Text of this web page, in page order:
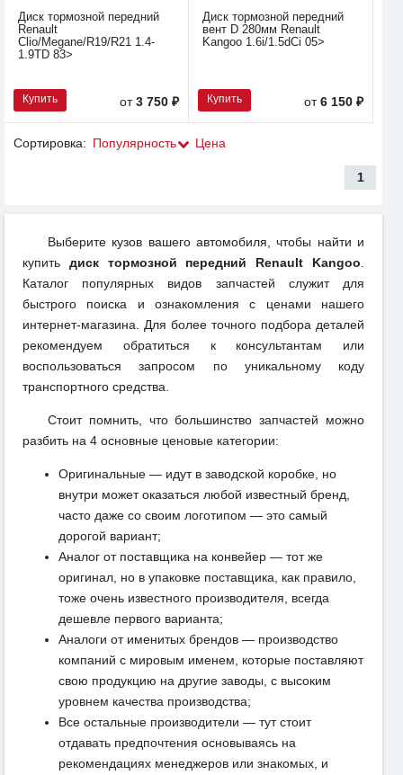
Диск тормозной передний
Renault
Clio/Megane/R19/R21 1.4-
1.9TD 83>
Купить от3 750 ₽
Диск тормозной передний
вент D 280мм Renault
Kangoo 1.6i/1.5dCi 05>
Купить от6 150 ₽
Сортировка: Популярность Цена
1
Выберите кузов вашего автомобиля, чтобы найти и
купить диск тормозной передний Renault Kangoo
Каталог популярных видов запчастей служит для
быстрого поиска и ознакомления с ценами нашего
интернет-магазина. Для более точного подбора деталей
рекомендуем обратиться к консультантам или
воспользоваться запросом по уникальному коду
транспортного средства.
Стоит помнить, что большинство запчастей можно
разбить на 4 основные ценовые категории:
Оригинальные — идут в заводской коробке, но
внутри может оказаться любой известный бренд,
часто даже со своим логотипом — это самый
дорогой вариант;
Аналог от поставщика на конвейер — тот же
оригинал, но в упаковке поставщика, как правило,
тоже очень известного производителя, всегда
дешевле первого варианта;
Аналоги от именитых брендов — производство
компаний с мировым именем, которые поставляют
свою продукцию на другие заводы, с высоким
уровнем качества производства;
Все остальные производители — тут стоит
отдавать предпочтения основываясь на
рекомендациях менеджеров или знакомых, и